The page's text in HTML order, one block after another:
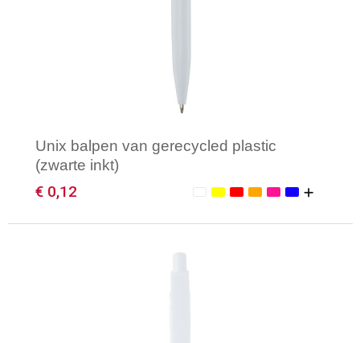
Unix balpen van gerecycled plastic
(zwarte inkt)
€ 0,12